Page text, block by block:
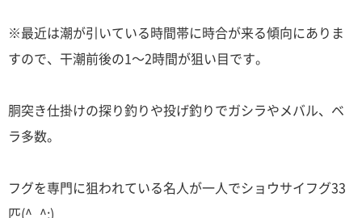
※最近は潮が引いている時間帯に時合が来る傾向にありま
すので、干潮前後の1～2時間が狙い目です。
胴突き仕掛けの探り釣りや投げ釣りでガシラやメバル、ベ
ラ多数。
フグを専門に狙われている名人が一人でショウサイフグ33
匹(^_^;)